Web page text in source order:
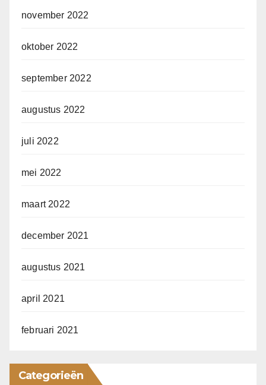
november 2022
oktober 2022
september 2022
augustus 2022
juli 2022
mei 2022
maart 2022
december 2021
augustus 2021
april 2021
februari 2021
Categorieën